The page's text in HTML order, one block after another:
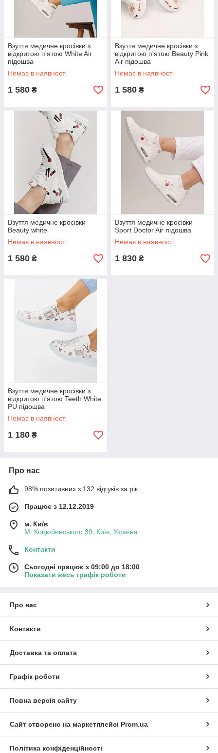
Взуття медичне кросівки з
відкритою п'ятою White Air
підошва
Немає в наявності
1 580 ₴
Взуття медичне кросівки з
відкритою п'ятою Beauty Pink
Air підошва
Немає в наявності
1 580 ₴
Взуття медичне кросівки
Beauty white
Немає в наявності
1 580 ₴
Взуття медичне кросівки
Sport Doctor Air підошва
Немає в наявності
1 830 ₴
Взуття медичне кросівки з
відкритою п'ятою Teeth White
PU підошва
Немає в наявності
1 180 ₴
Про нас
98% позитивних з 132 відгуків за рік
Працює з 12.12.2019
м. Київ
М. Коцюбинського 39, Київ, Україна
Контакти
Сьогодні працює з 09:00 до 18:00
Показати весь графік роботи
Про нас
Контакти
Доставка та оплата
Графік роботи
Повна версія сайту
Сайт створено на маркетплейсі Prom.ua
Політика конфіденційності